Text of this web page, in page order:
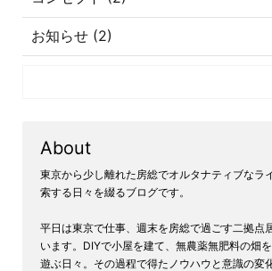
お知らせ (2)
About
東京から少し離れた房総でオルタナティブなラ
索する日々を綴るブログです。
平日は東京で仕事、週末を房総で過ごす二拠点
います。DIYで小屋を建て、無農薬無肥料の畑
遊ぶ日々。その過程で得たノウハウと意識の変